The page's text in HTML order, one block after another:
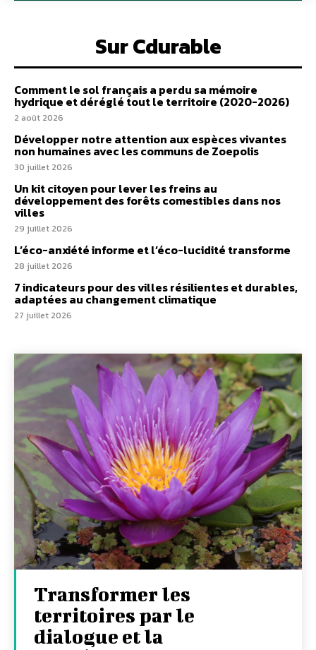
Sur Cdurable
Comment le sol français a perdu sa mémoire
hydrique et déréglé tout le territoire (2020-2026)
2 août 2026
Développer notre attention aux espèces vivantes
non humaines avec les communs de Zoepolis
30 juillet 2026
Un kit citoyen pour lever les freins au
développement des forêts comestibles dans nos
villes
29 juillet 2026
L’éco-anxiété informe et l’éco-lucidité transforme
28 juillet 2026
7 indicateurs pour des villes résilientes et durables,
adaptées au changement climatique
27 juillet 2026
Transformer les
territoires par le
dialogue et la